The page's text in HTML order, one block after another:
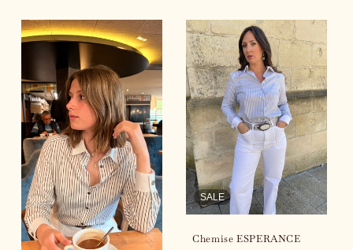
SALE
Chemise ESPERANCE